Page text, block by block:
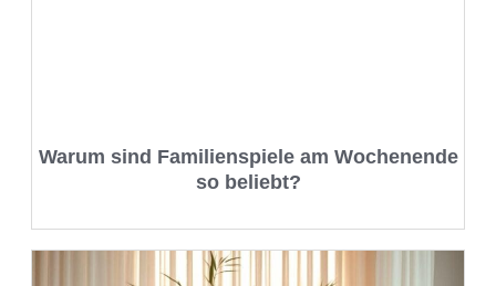
Warum sind Familienspiele am Wochenende
so beliebt?